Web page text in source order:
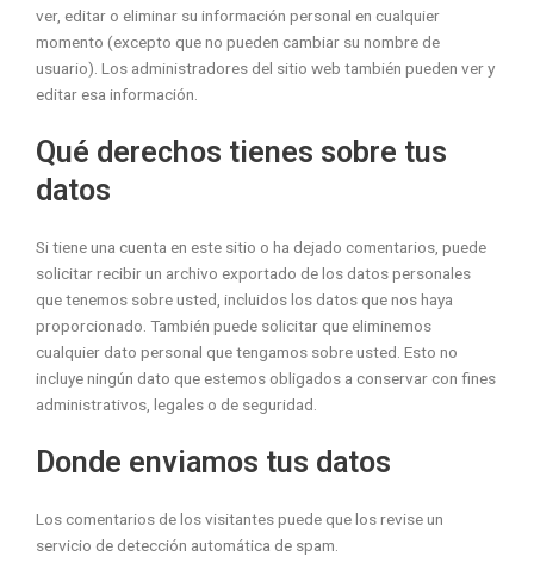
ver, editar o eliminar su información personal en cualquier
momento (excepto que no pueden cambiar su nombre de
usuario). Los administradores del sitio web también pueden ver y
editar esa información.
Qué derechos tienes sobre tus
datos
Si tiene una cuenta en este sitio o ha dejado comentarios, puede
solicitar recibir un archivo exportado de los datos personales
que tenemos sobre usted, incluidos los datos que nos haya
proporcionado. También puede solicitar que eliminemos
cualquier dato personal que tengamos sobre usted. Esto no
incluye ningún dato que estemos obligados a conservar con fines
administrativos, legales o de seguridad.
Donde enviamos tus datos
Los comentarios de los visitantes puede que los revise un
servicio de detección automática de spam.